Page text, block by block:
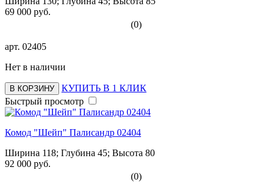
69 000 руб.
(0)
арт. 02405
Нет в наличии
В КОРЗИНУ
КУПИТЬ В 1 КЛИК
Быстрый просмотр
Комод "Шейп" Палисандр 02404
Ширина 118; Глубина 45; Высота 80
92 000 руб.
(0)